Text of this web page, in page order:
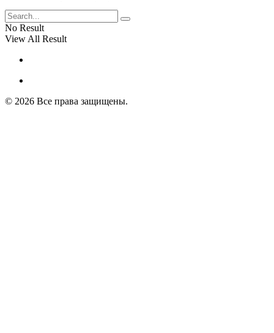
No Result
View All Result
© 2026 Все права защищены.